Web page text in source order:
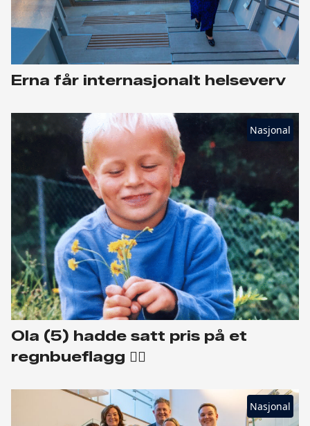
Erna får internasjonalt helseverv
Nasjonal
Ola (5) hadde satt pris på et
regnbueflagg 🏳️‍🌈
Nasjonal